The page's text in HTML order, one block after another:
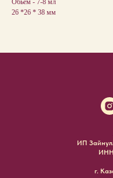
Обьем - 7-8 мл
26 *26 * 38 мм
ИП
ИНН
г.